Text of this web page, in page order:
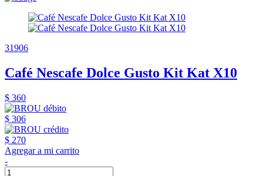
31906
Café Nescafe Dolce Gusto Kit Kat X10
$ 360
$ 306
$ 270
Agregar a mi carrito
-